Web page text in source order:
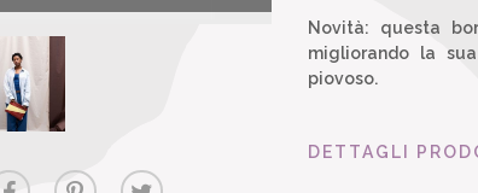
Novità: questa
migliorando la
piovoso.
DETTAGLI